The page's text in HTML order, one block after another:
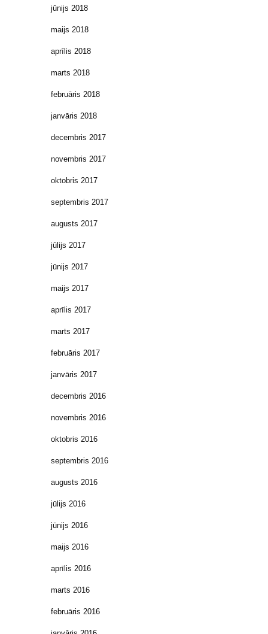
jūnijs 2018
maijs 2018
aprīlis 2018
marts 2018
februāris 2018
janvāris 2018
decembris 2017
novembris 2017
oktobris 2017
septembris 2017
augusts 2017
jūlijs 2017
jūnijs 2017
maijs 2017
aprīlis 2017
marts 2017
februāris 2017
janvāris 2017
decembris 2016
novembris 2016
oktobris 2016
septembris 2016
augusts 2016
jūlijs 2016
jūnijs 2016
maijs 2016
aprīlis 2016
marts 2016
februāris 2016